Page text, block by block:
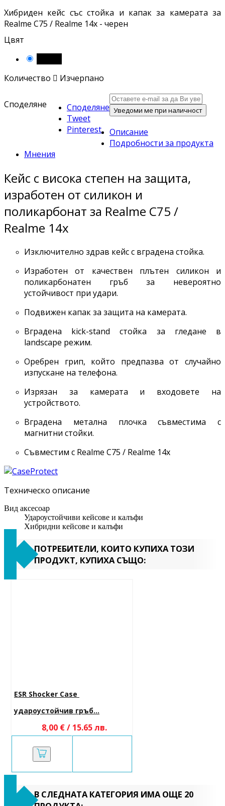
Хибриден кейс със стойка и капак за камерата за
Realme C75 / Realme 14x - черен
Цвят
Количество  Изчерпано
Споделяне
Споделяне
Tweet
Pinterest
Уведоми ме при наличност
Описание
Подробности за продукта
Мнения
Кейс с висока степен на защита,
изработен от силикон и
поликарбонат за Realme C75 /
Realme 14x
Изключително здрав кейс с вградена стойка.
Изработен от качествен плътен силикон и
поликарбонатен гръб за невероятно
устойчивост при удари.
Подвижен капак за защита на камерата.
Вградена kick-stand стойка за гледане в
landscape режим.
Оребрен грип, който предпазва от случайно
изпускане на телефона.
Изрязан за камерата и входовете на
устройството.
Вградена метална плочка съвместима с
магнитни стойки.
Съвместим с Realme C75 / Realme 14x
Техническо описание
Вид аксесоар
Удароустойчиви кейсове и калъфи
Хибридни кейсове и калъфи
ПОТРЕБИТЕЛИ, КОИТО КУПИХА ТОЗИ
ПРОДУКТ, КУПИХА СЪЩО:
ESR Shocker Case
удароустойчив гръб...
8,00 € / 15.65 лв.
В СЛЕДНАТА КАТЕГОРИЯ ИМА ОЩЕ 20